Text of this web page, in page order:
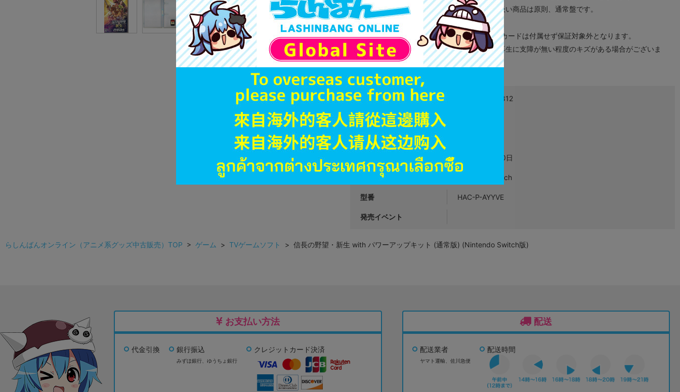
商品名や備考欄に特別な記載が無い限り取り扱い商品は原則、通常盤です。
「電池」は原則として保証対象外となります。
ゲーム機本体には、SDカードなどのメモリーカードは付属せず保証対象外となります。
ディスク類の読み取り面のキズに関しまして再生に支障が無い程度のキズがある場合がございま
す。
※詳細につきましてはコチラ
JANコード 4988615183812
商品番号
商品カテゴリ
2023年07月20日
ハード Nintendo Switch
型番 HAC-P-AYYVE
発売イベント
らしんばんオンライン（アニメ系グッズ中古販売）TOP > ゲーム > TVゲームソフト > 信長の野望・新生 with パワーアップキット (通常版) (Nintendo Switch版)
お支払い方法
代金引換 銀行振込
みずほ銀行、 ゆうちょ銀行
クレジットカード決済
配送
配送業者
ヤマト運輸、佐川急便
配送時間